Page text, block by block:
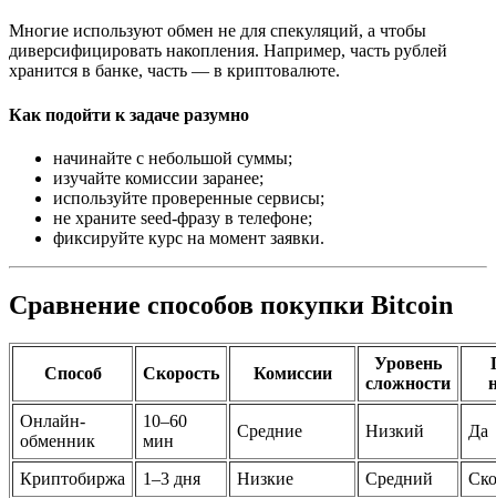
Многие используют обмен не для спекуляций, а чтобы
диверсифицировать накопления. Например, часть рублей
хранится в банке, часть — в криптовалюте.
Как подойти к задаче разумно
начинайте с небольшой суммы;
изучайте комиссии заранее;
используйте проверенные сервисы;
не храните seed-фразу в телефоне;
фиксируйте курс на момент заявки.
Сравнение способов покупки Bitcoin
Способ Скорость Комиссии
Уровень
сложности
Онлайн-
обменник
10–60
мин
Средние Низкий Да
Криптобиржа 1–3 дня Низкие Средний